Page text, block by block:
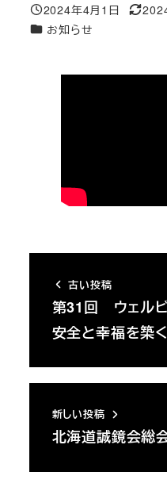
投稿日
2024年4月1日
更新日
カテゴリー
お知らせ
古い投稿
第31回 ウェル
安全と幸福を築
新しい投稿
北海道誠鏡会総